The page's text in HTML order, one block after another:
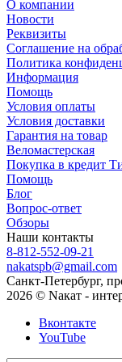
О компании
Новости
Реквизиты
Соглашение на
Политика
Информация
Помощь
Условия оплаты
Условия доставки
Гарантия на товар
Веломастерская
Покупка в кредит
Помощь
Блог
Вопрос-ответ
Обзоры
Наши контакты
8-812-552-09-21
nakatspb@gmail.com
Санкт-Петербург,
2026 © Nакат -
Вконтакте
YouTube